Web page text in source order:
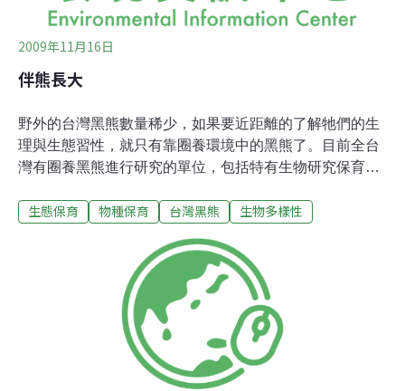
2009年11月16日
伴熊長大
野外的台灣黑熊數量稀少，如果要近距離的了解牠們的生
理與生態習性，就只有靠圈養環境中的黑熊了。目前全台
灣有圈養黑熊進行研究的單位，包括特有生物研究保育中
黑熊，已經繁殖到第三代。而台北市立動物也跟民間合
工繁殖的挑戰是什麼？牠們是否能盼到回歸山林的那一
天？每天下午，屏東縣長治鄉的鄉間小路上總會出現一副
奇特的景象－一群小山豬乖乖地跟在李藤正的單車後頭，
沿著馬路奔跑。這位屏東的鄉野奇人，家裡養豬、養雞，
還有台灣黑熊。台灣黑熊不是保育類的動物嗎，怎麼可以
飼養在自己家裡呢？李藤正說，這兩隻黑熊乖乖跟皮皮是
20年前，保育法還沒公布時，他花了18萬從南投買回來
生態保育 物種保育 台灣黑熊 生物多樣性